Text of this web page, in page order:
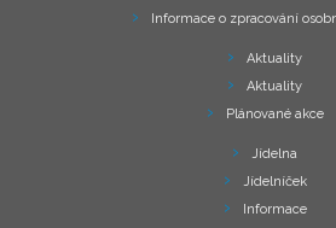
Informace o zpracování
Aktuality
Aktuality
Plánované akce
Jídelna
Jídelníček
Informace